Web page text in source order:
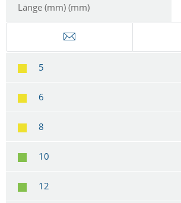
Länge (mm) (mm)
5
6
8
10
12